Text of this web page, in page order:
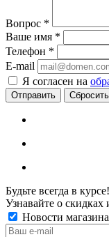
Вопрос *
Ваше имя *
Телефон *
E-mail
Я согласен на
Сбросить
Будьте всегда в курсе!
Узнавайте о
Новости магазина